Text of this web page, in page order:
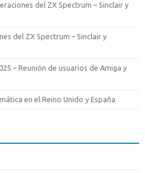
del ZX Spectrum – Sinclair y
del ZX Spectrum – Sinclair y
– Reunión de usuarios de Amiga y
en el Reino Unido y España